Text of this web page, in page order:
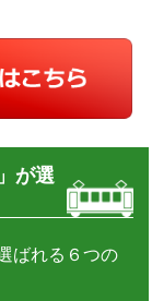
が選
ばれる６つの